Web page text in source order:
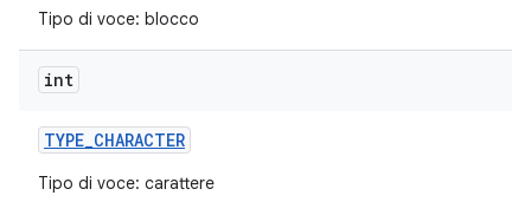
Tipo di voce: blocco
int
TYPE_CHARACTER
Tipo di voce: carattere